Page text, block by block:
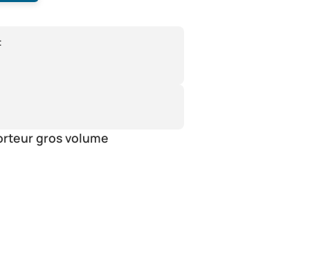
gros volume